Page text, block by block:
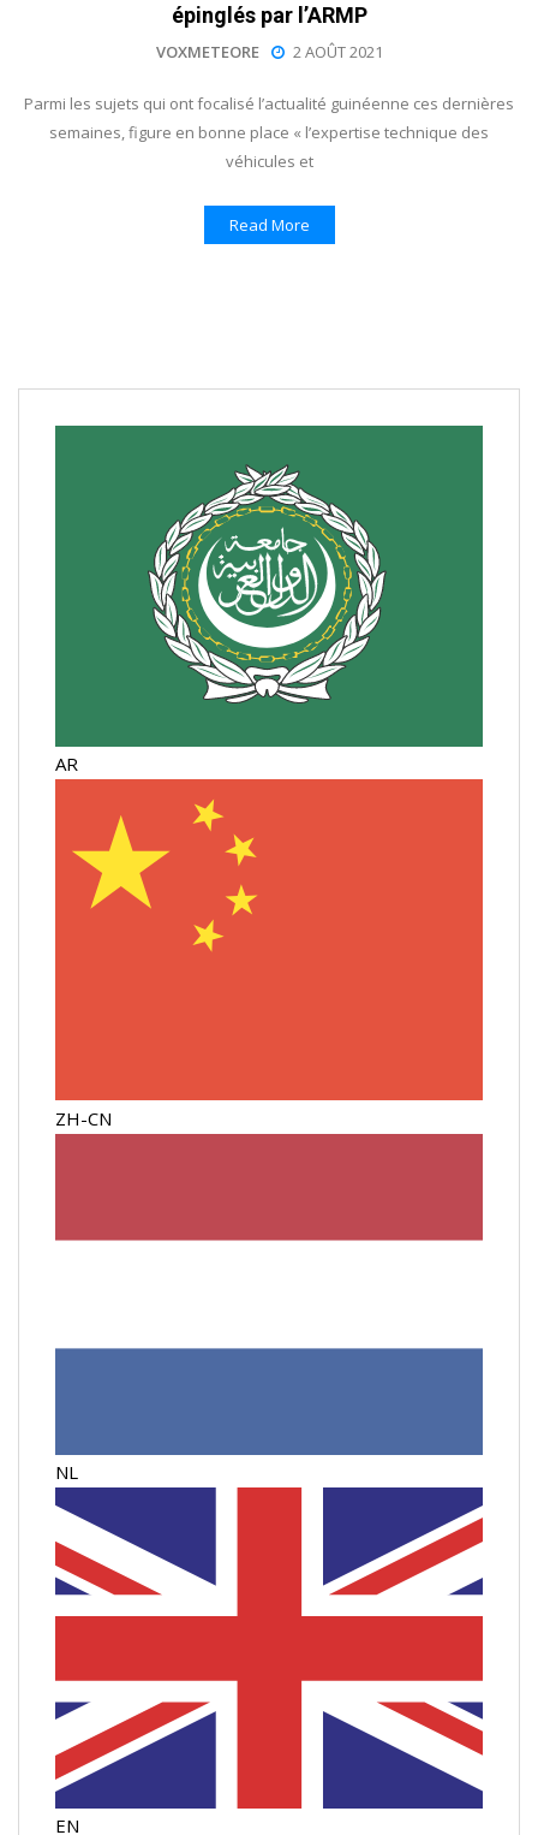
épinglés par l’ARMP
VOXMETEORE 2 AOÛT 2021
Parmi les sujets qui ont focalisé l’actualité guinéenne ces dernières
semaines, figure en bonne place « l’expertise technique des
véhicules et
Read More
AR
ZH-CN
NL
EN